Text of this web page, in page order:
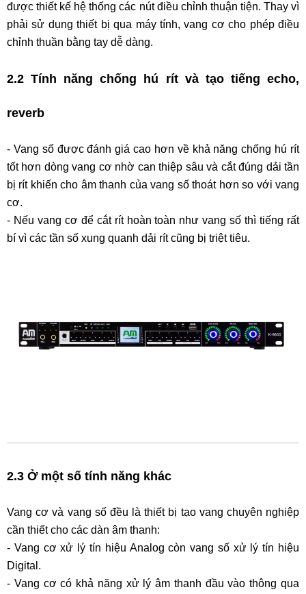
được thiết kế hệ thống các nút điều chỉnh thuận tiện. Thay vì
phải sử dụng thiết bị qua máy tính, vang cơ cho phép điều
chỉnh thuần bằng tay dễ dàng.
2.2 Tính năng chống hú rít và tạo tiếng echo,
reverb
- Vang số được đánh giá cao hơn về khả năng chống hú rít
tốt hơn dòng vang cơ nhờ can thiệp sâu và cắt đúng dải tần
bị rít khiến cho âm thanh của vang số thoát hơn so với vang
cơ.
- Nếu vang cơ để cắt rít hoàn toàn như vang số thì tiếng rất
bí vì các tần số xung quanh dải rít cũng bị triệt tiêu.
2.3 Ở một số tính năng khác
Vang cơ và vang số đều là thiết bị tạo vang chuyên nghiệp
cần thiết cho các dàn âm thanh:
- Vang cơ xử lý tín hiệu Analog còn vang số xử lý tín hiệu
Digital.
- Vang cơ có khả năng xử lý âm thanh đầu vào thông qua